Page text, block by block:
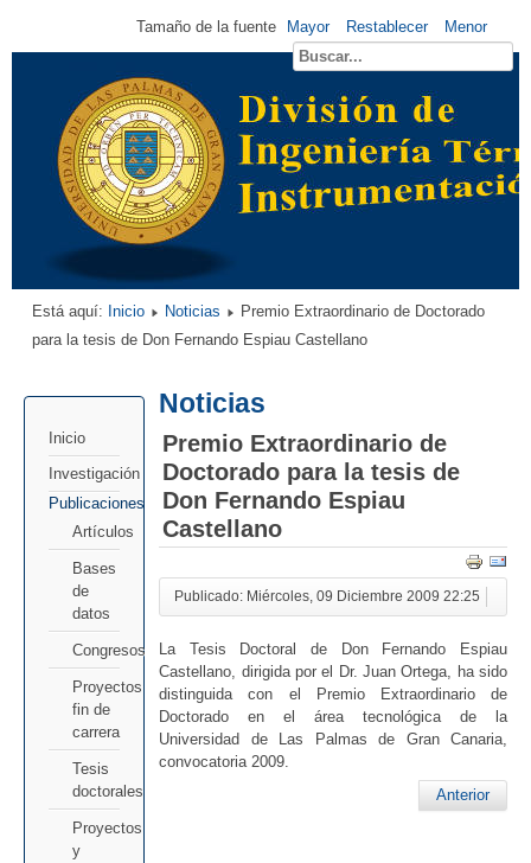
Tamaño de la fuente Mayor Restablecer Menor
Está aquí: Inicio Noticias
Premio Extraordinario de Doctorado
para la tesis de Don Fernando Espiau Castellano
Inicio
Investigación
Publicaciones
Artículos
Bases
de
datos
Congresos
Proyectos
fin de
carrera
Tesis
doctorales
Proyectos
y
Noticias
Premio Extraordinario de
Doctorado para la tesis de
Don Fernando Espiau
Castellano
Publicado: Miércoles, 09 Diciembre 2009 22:25
La Tesis Doctoral de Don Fernando Espiau
Castellano, dirigida por el Dr. Juan Ortega, ha sido
distinguida con el Premio Extraordinario de
Doctorado en el área tecnológica de la
Universidad de Las Palmas de Gran Canaria,
convocatoria 2009.
Anterior